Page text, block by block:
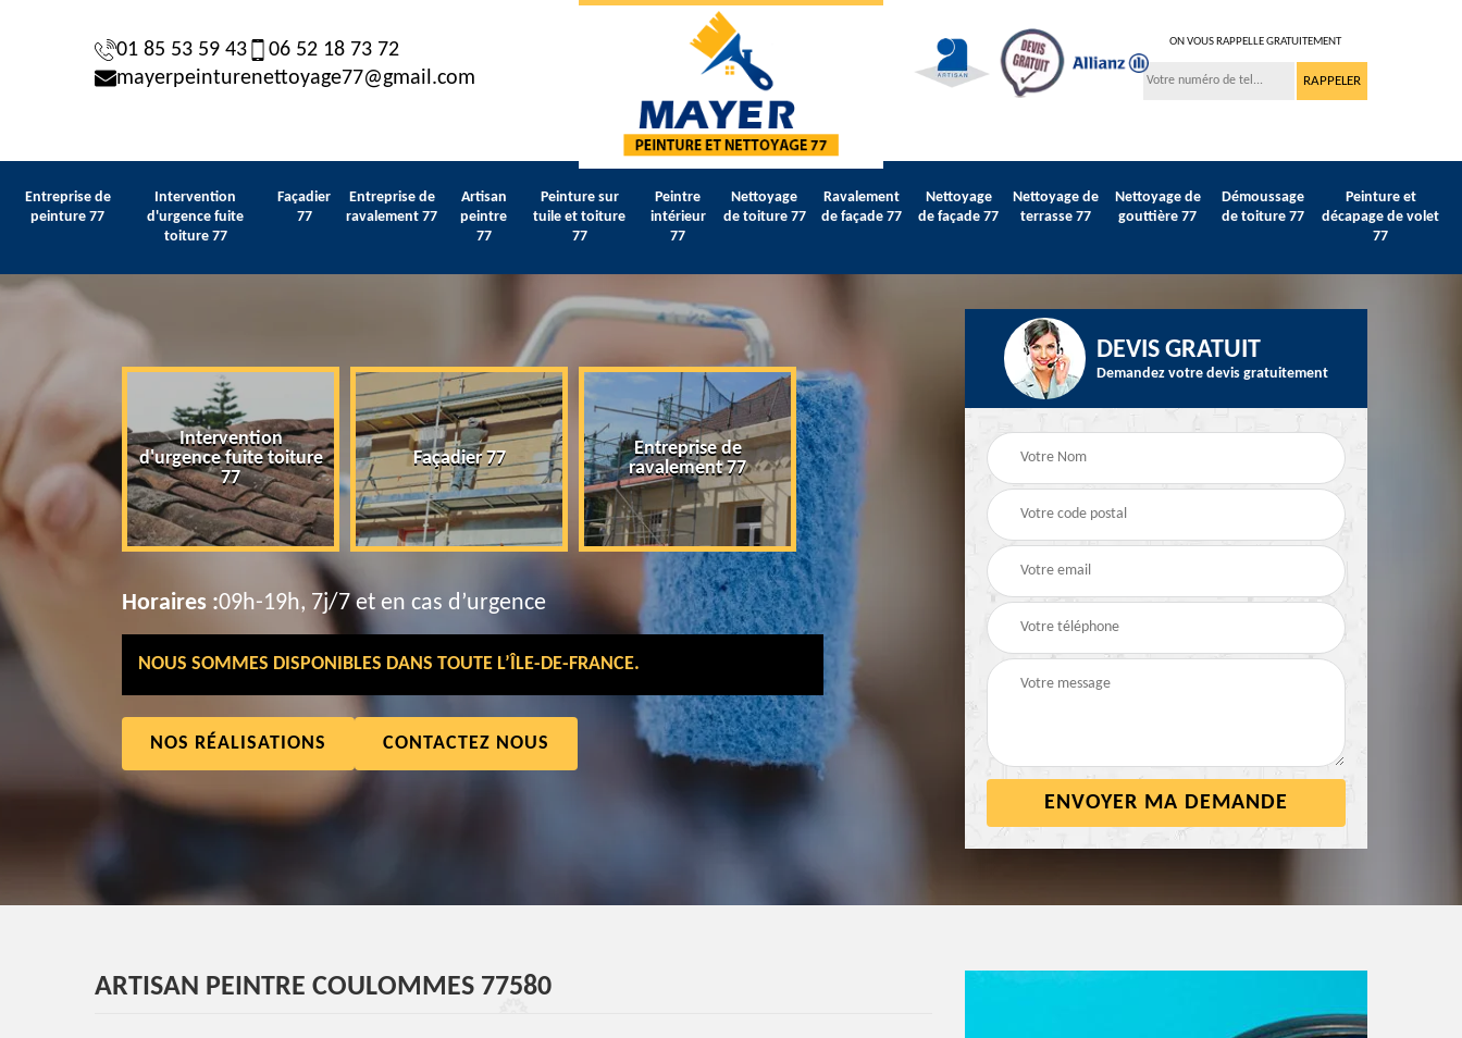
01 85 53 59 43
06 52 18 73 72
mayerpeinturenettoyage77@gmail.com
ON VOUS RAPPELLE GRATUITEMENT
Entreprise de
peinture 77
Intervention
d'urgence fuite
toiture 77
Façadier
77
Entreprise de
ravalement 77
Artisan
peintre
77
Peinture sur
tuile et toiture
77
Peintre
intérieur
77
Nettoyage
de toiture 77
Ravalement
de façade 77
Nettoyage
de façade 77
Nettoyage de
terrasse 77
Nettoyage de
gouttière 77
Démoussage
de toiture 77
Peinture et
décapage de volet
77
peinture
Intervention
d'urgence fuite toiture
77
Façadier 77
Entreprise de
ravalement 77
Artisan peintre 77
Peinture sur tuile et
Peintre intérieur 77
Horaires :09h-19h, 7j/7 et en cas d’urgence
NOUS SOMMES DISPONIBLES DANS TOUTE L’ÎLE-DE-FRANCE.
NOS RÉALISATIONS CONTACTEZ NOUS
DEVIS GRATUIT
Demandez votre devis gratuitement
ARTISAN PEINTRE COULOMMES 77580